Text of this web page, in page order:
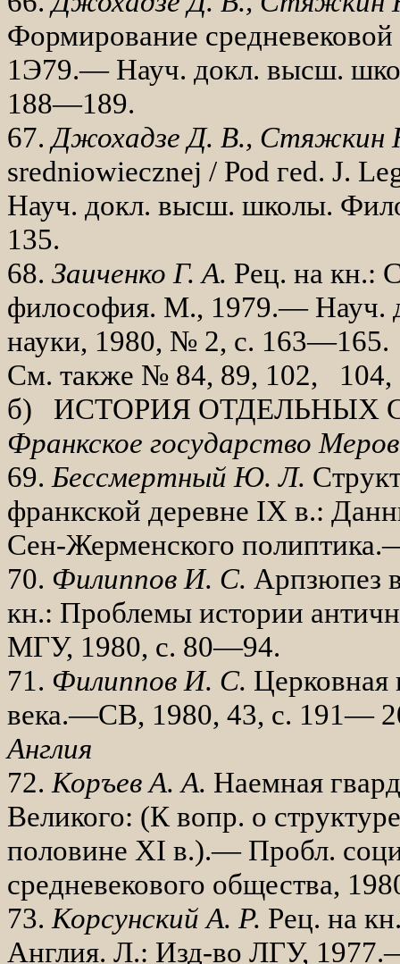
Формирование
1Э79.— Науч. докл. высш.
188—189.
67. Джохадзе Д. В.,
sredniowiecznej / Роd геd. J.
Науч. докл. высш. школы.
135.
68. Заиченко Г. А. Рец. на кн.:
фило­софия. М., 1979.— Науч.
науки, 1980, № 2, с. 163—165.
См. также № 84, 89, 102, 104,
б) ИСТОРИЯ ОТДЕЛЬНЫХ
Франкское государство
69. Бессмертный Ю. Л.
франк­ской деревне IX в.:
Сен-Жерменского
70. Филиппов И. С. Арпзюпез
кн.: Проблемы истории
МГУ, 1980, с. 80—94.
71. Филиппов И. С. Церковная
века.—СВ, 1980, 43, с. 191—
Англия
72. Коръев А. А. Наемная
Велико­го: (К вопр. о
половине XI в.).— Пробл.
средне­векового общества,
73. Корсунский А. Р. Рец. на
Англия. Л.: Изд-во ЛГУ,